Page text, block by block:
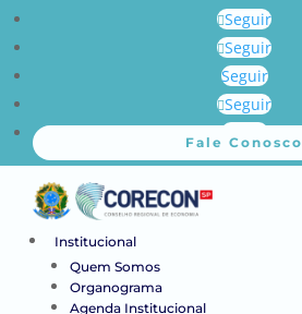
Seguir
Seguir
Seguir
Seguir
Seguir
Fale Conosco
Institucional
Quem Somos
Organograma
Agenda Institucional